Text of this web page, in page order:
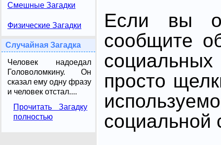
Смешные Загадки
Физические Загадки
Случайная Загадка
Человек надоедал
Головоломкину. Он
сказал ему одну фразу
и человек отстал....
Прочитать Загадку
полностью
Если вы
сообщите
просто
социальной